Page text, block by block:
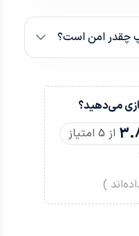
چقدر امن است؟
می‌دهید؟
از 5 امتیاز
)